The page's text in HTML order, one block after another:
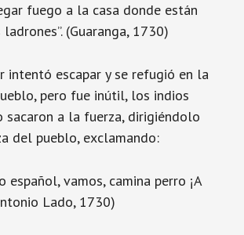
fuego a la casa donde están
(Guaranga, 1730)
intentó escapar y se refugió en la
pero fue inútil, los indios
sacaron a la fuerza, dirigiéndolo
del pueblo, exclamando:
español, vamos, camina perro ¡A
Lado, 1730)